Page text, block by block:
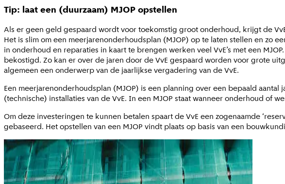
Tip: laat een (duurzaam) MJOP opstellen
Als er geen geld gespaard wordt voor toekomstig groot onderhoud, krijgt de
Het is slim om een meerjarenonderhoudsplan (MJOP) op te laten stellen en zo
in onderhoud en reparaties in kaart te brengen werken veel VvE’s met een
bekostigd. Zo kan er over de jaren door de VvE gespaard worden voor grote
algemeen een onderwerp van de jaarlijkse vergadering van de VvE.
Een meerjarenonderhoudsplan (MJOP) is een planning over een bepaald
(technische) installaties van de VvE. In een MJOP staat wanneer onderhoud of
Om deze investeringen te kunnen betalen spaart de VvE een zogenaamde
gebaseerd. Het opstellen van een MJOP vindt plaats op basis van een